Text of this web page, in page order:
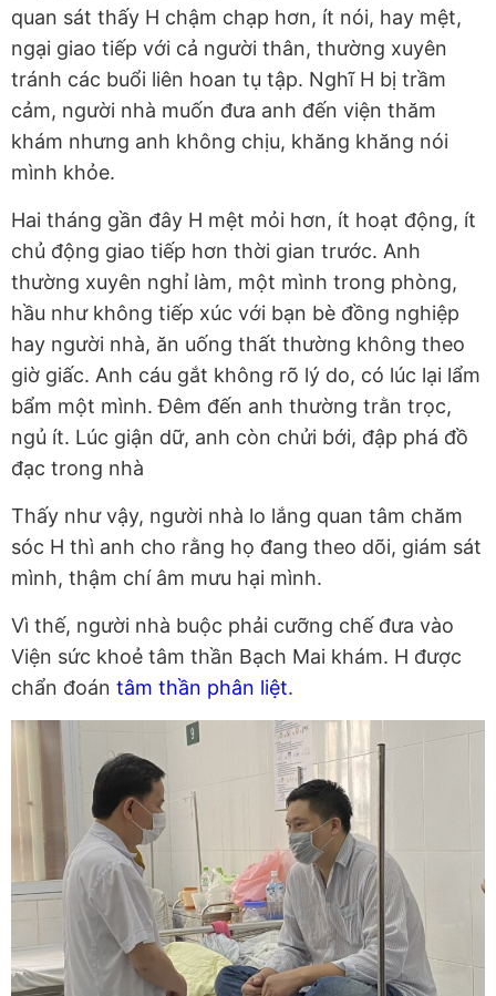
quan sát thấy H chậm chạp hơn, ít nói, hay mệt,
ngại giao tiếp với cả người thân, thường xuyên
tránh các buổi liên hoan tụ tập. Nghĩ H bị trầm
cảm, người nhà muốn đưa anh đến viện thăm
khám nhưng anh không chịu, khăng khăng nói
mình khỏe.
Hai tháng gần đây H mệt mỏi hơn, ít hoạt động, ít
chủ động giao tiếp hơn thời gian trước. Anh
thường xuyên nghỉ làm, một mình trong phòng,
hầu như không tiếp xúc với bạn bè đồng nghiệp
hay người nhà, ăn uống thất thường không theo
giờ giấc. Anh cáu gắt không rõ lý do, có lúc lại lẩm
bẩm một mình. Đêm đến anh thường trằn trọc,
ngủ ít. Lúc giận dữ, anh còn chửi bới, đập phá đồ
đạc trong nhà
Thấy như vậy, người nhà lo lắng quan tâm chăm
sóc H thì anh cho rằng họ đang theo dõi, giám sát
mình, thậm chí âm mưu hại mình.
Vì thế, người nhà buộc phải cưỡng chế đưa vào
Viện sức khoẻ tâm thần Bạch Mai khám. H được
chẩn đoán tâm thần phân liệt.